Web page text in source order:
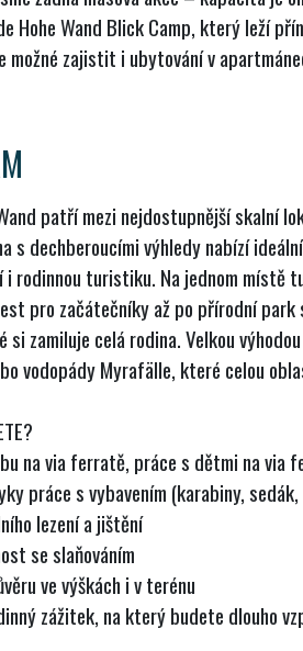
Hohe Wand Blick Camp, který leží
možné zajistit i ubytování v
patří mezi nejdostupnější skalní
s dechberoucími výhledy nabízí
rodinnou turistiku. Na jednom místě
pro začátečníky až po přírodní park
si zamiluje celá rodina. Velkou
vodopády Myrafälle, které celou
na via ferratě, práce s dětmi na via
práce s vybavením (karabiny,
lezení a jištění
se slaňováním
ve výškách i v terénu
zážitek, na který budete dlouho